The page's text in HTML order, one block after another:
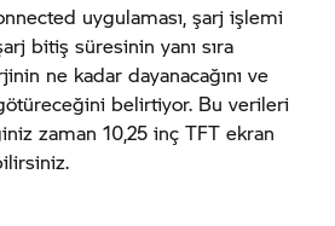
uygulaması, şarj işlemi
bitiş süresinin yanı sıra
ne kadar dayanacağını ve
belirtiyor. Bu verileri
zaman 10,25 inç TFT ekran